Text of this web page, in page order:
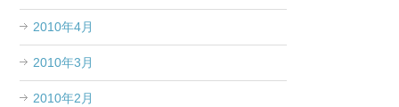
2010年4月
2010年3月
2010年2月